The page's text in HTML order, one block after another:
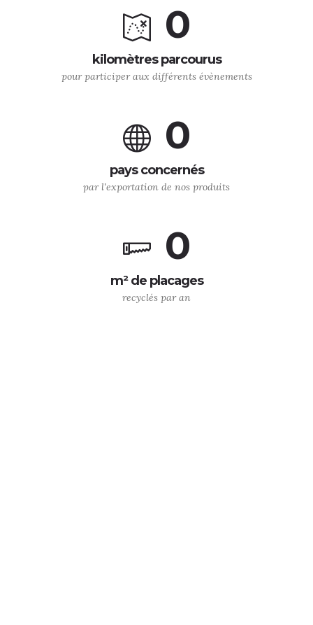
0
kilomètres parcourus
pour participer aux différents évènements
0
pays concernés
par l'exportation de nos produits
0
m² de placages
recyclés par an